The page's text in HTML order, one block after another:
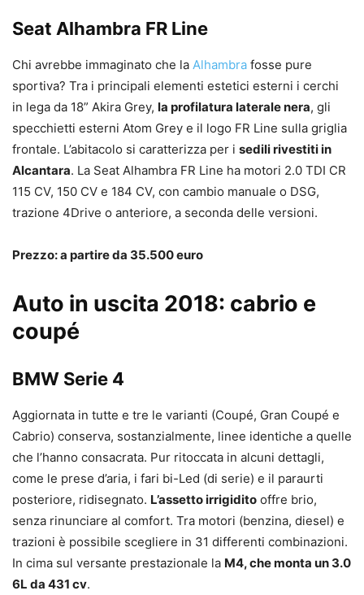
Seat Alhambra FR Line
Chi avrebbe immaginato che la Alhambra fosse pure
sportiva? Tra i principali elementi estetici esterni i cerchi
in lega da 18” Akira Grey, la profilatura laterale nera, gli
specchietti esterni Atom Grey e il logo FR Line sulla griglia
frontale. L’abitacolo si caratterizza per i sedili rivestiti in
Alcantara. La Seat Alhambra FR Line ha motori 2.0 TDI CR
115 CV, 150 CV e 184 CV, con cambio manuale o DSG,
trazione 4Drive o anteriore, a seconda delle versioni.
Prezzo: a partire da 35.500 euro
Auto in uscita 2018: cabrio e
coupé
BMW Serie 4
Aggiornata in tutte e tre le varianti (Coupé, Gran Coupé e
Cabrio) conserva, sostanzialmente, linee identiche a quelle
che l’hanno consacrata. Pur ritoccata in alcuni dettagli,
come le prese d’aria, i fari bi-Led (di serie) e il paraurti
posteriore, ridisegnato. L’assetto irrigidito offre brio,
senza rinunciare al comfort. Tra motori (benzina, diesel) e
trazioni è possibile scegliere in 31 differenti combinazioni.
In cima sul versante prestazionale la M4, che monta un 3.0
6L da 431 cv.